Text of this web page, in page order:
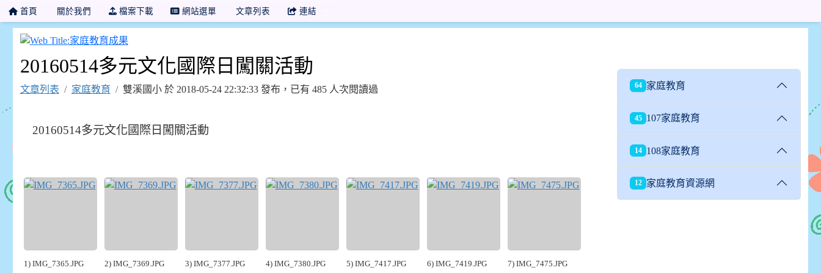
首頁 關於我們 檔案下載 網站選單 文章列表 連結
家庭教育成果
20160514多元文化國際日闖關活動
文章列表 家庭教育 雙溪國小 於 2018-05-24 22:32:33 發布，已有 485 人次閱讀過
20160514多元文化國際日闖關活動
1) IMG_7365.JPG 2) IMG_7369.JPG 3) IMG_7377.JPG 4) IMG_7380.JPG 5) IMG_7417.JPG 6) IMG_7419.JPG 7) IMG_7475.JPG
64 家庭教育
45 107家庭教育
14 108家庭教育
12 家庭教育資源網